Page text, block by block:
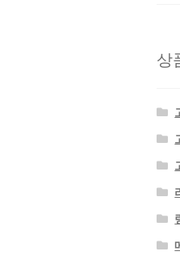
상